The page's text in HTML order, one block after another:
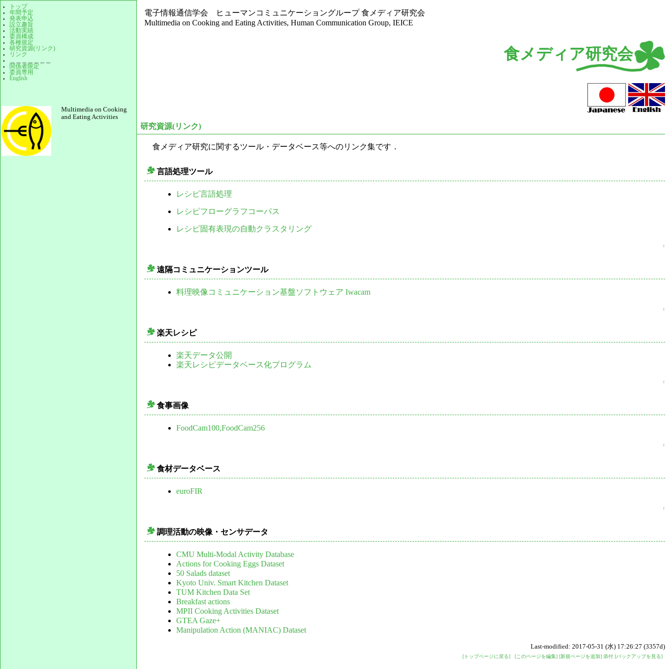
トップ
年間予定
発表申込
設立趣旨
活動実績
委員構成
各種規定
研究資源(リンク)
リンク
関係者限定
委員専用
English
Multimedia on Cooking
and Eating Activities
電子情報通信学会 ヒューマンコミュニケーショングループ 食メディア研究会
Multimedia on Cooking and Eating Activities, Human Communication Group, IEICE
食メディア研究会
研究資源(リンク)
食メディア研究に関するツール・データベース等へのリンク集です．
言語処理ツール
レシピ言語処理
レシピフローグラフコーパス
レシピ固有表現の自動クラスタリング
↑
遠隔コミュニケーションツール
料理映像コミュニケーション基盤ソフトウェア Iwacam
↑
楽天レシピ
楽天データ公開
楽天レシピデータベース化プログラム
↑
食事画像
FoodCam100,FoodCam256
↑
食材データベース
euroFIR
↑
調理活動の映像・センサデータ
CMU Multi-Modal Activity Database
Actions for Cooking Eggs Dataset
50 Salads dataset
Kyoto Univ. Smart Kitchen Dataset
TUM Kitchen Data Set
Breakfast actions
MPII Cooking Activities Dataset
GTEA Gaze+
Manipulation Action (MANIAC) Dataset
Last-modified: 2017-05-31 (水) 17:26:27 (3357d)
[トップページに戻る] [このページを編集] [新規ページを追加] 添付 [バックアップを見る]